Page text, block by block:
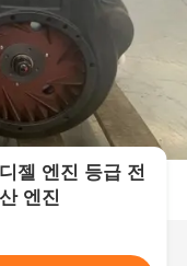
젤 엔진 등급 전
엔진